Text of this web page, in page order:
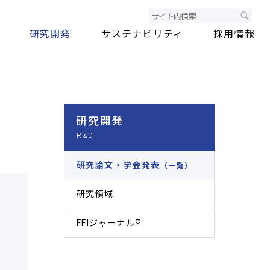
研究開発 サステナビリティ 採用情報
研究開発
研究論文・学会発表 （一覧）
研究領域
FFIジャーナル®